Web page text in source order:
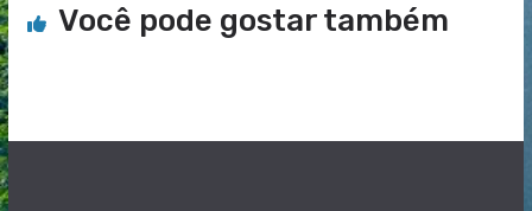
Você pode gostar também